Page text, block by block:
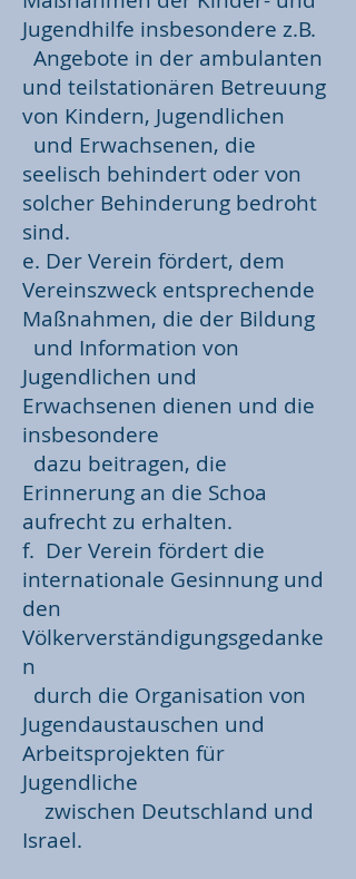
Jugendhilfe insbesondere z.B.
Angebote in der ambulanten
und teilstationären Betreuung
von Kindern, Jugendlichen
und Erwachsenen, die
seelisch behindert oder von
solcher Behinderung bedroht
sind.
e. Der Verein fördert, dem
Vereinszweck entsprechende
Maßnahmen, die der Bildung
und Information von
Jugendlichen und
Erwachsenen dienen und die
insbesondere
dazu beitragen, die
Erinnerung an die Schoa
aufrecht zu erhalten.
f. Der Verein fördert die
internationale Gesinnung und
den
Völkerverständigungsgedanke
n
durch die Organisation von
Jugendaustauschen und
Arbeitsprojekten für
Jugendliche
zwischen Deutschland und
Israel.